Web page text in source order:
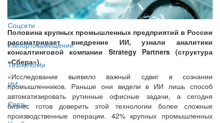
Сервисы
Соцсети
Импортозамещение
Технологии
ИИ
Связь
Половина крупных промышленных предприятий в России
рассматривает внедрение ИИ, узнали аналитики
консалтинговой компании Strategy Partners (структура
«Сбера»).
«Исследование выявило важный сдвиг в сознании
промышленников. Раньше они видели в ИИ лишь способ
автоматизировать рутинные офисные задачи, а сегодня
бизнес готов доверить этой технологии более сложные
производственные операции. 42% крупных промышленных